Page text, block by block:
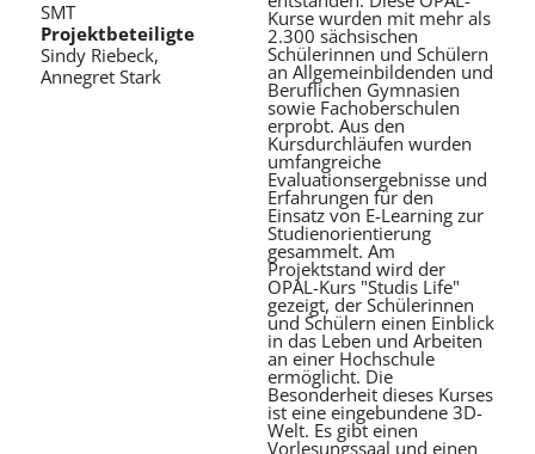
SMT
Projektbeteiligte
Sindy Riebeck,
Annegret Stark
Kurse wurden mit mehr als
2.300 sächsischen
Schülerinnen und Schülern
an Allgemeinbildenden und
Beruflichen Gymnasien
sowie Fachoberschulen
erprobt. Aus den
Kursdurchläufen wurden
umfangreiche
Evaluationsergebnisse und
Erfahrungen für den
Einsatz von E-Learning zur
Studienorientierung
gesammelt. Am
Projektstand wird der
OPAL-Kurs "Studis Life"
gezeigt, der Schülerinnen
und Schülern einen Einblick
in das Leben und Arbeiten
an einer Hochschule
ermöglicht. Die
Besonderheit dieses Kurses
ist eine eingebundene 3D-
Welt. Es gibt einen
Vorlesungssaal und einen